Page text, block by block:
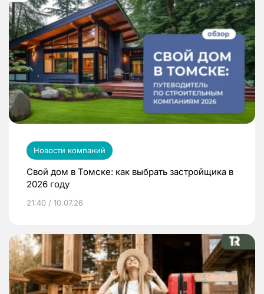
Новости компаний
Свой дом в Томске: как выбрать застройщика в
2026 году
21:40 / 10.07.26